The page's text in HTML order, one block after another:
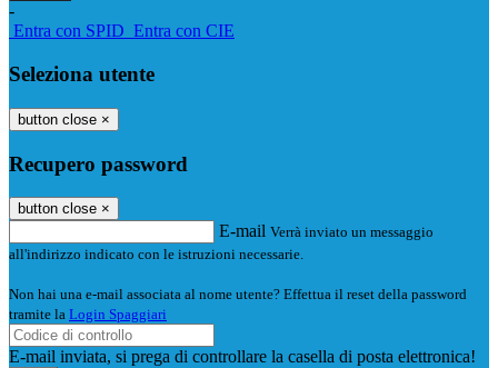
-
Entra con SPID Entra con CIE
Seleziona utente
button close ×
Recupero password
button close ×
E-mail Verrà inviato un messaggio
all'indirizzo indicato con le istruzioni necessarie.
Non hai una e-mail associata al nome utente? Effettua il reset della password
tramite la Login Spaggiari
E-mail inviata, si prega di controllare la casella di posta elettronica!